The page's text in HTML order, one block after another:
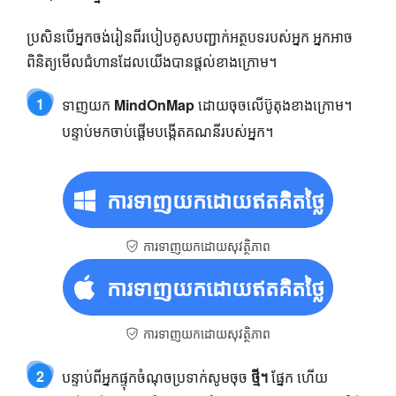
ប្រសិនបើអ្នកចង់រៀនពីរបៀបគូសបញ្ជាក់អត្ថបទរបស់អ្នក អ្នកអាច
ពិនិត្យមើលជំហានដែលយើងបានផ្តល់ខាងក្រោម។
1 ទាញយក MindOnMapដោយចុចលើប៊ូតុងខាងក្រោម។
បន្ទាប់មកចាប់ផ្តើមបង្កើតគណនីរបស់អ្នក។
ការ​ទាញ​យក​ដោយ​ឥត​គិត​ថ្លៃ
ការទាញយកដោយសុវត្ថិភាព
ការ​ទាញ​យក​ដោយ​ឥត​គិត​ថ្លៃ
ការទាញយកដោយសុវត្ថិភាព
2 បន្ទាប់ពីអ្នកផ្ទុកចំណុចប្រទាក់សូមចុច ថ្មី។ផ្នែក ហើយ